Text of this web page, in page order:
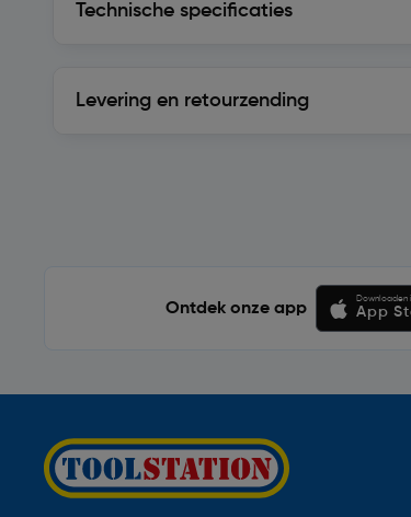
Technische specificaties
Levering en retourzending
Ontdek onze app
Downloaden
App